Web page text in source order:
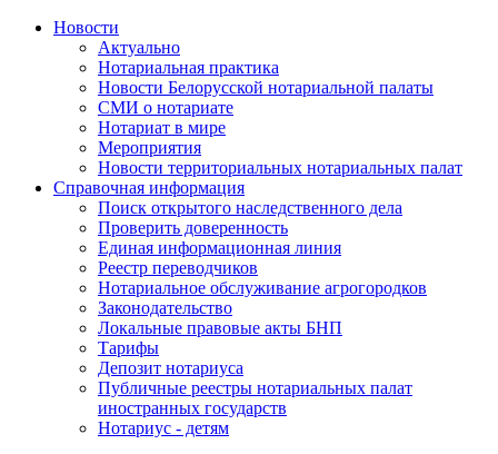
Новости
Актуально
Нотариальная практика
Новости Белорусской нотариальной палаты
СМИ о нотариате
Нотариат в мире
Мероприятия
Новости территориальных нотариальных палат
Справочная информация
Поиск открытого наследственного дела
Проверить доверенность
Единая информационная линия
Реестр переводчиков
Нотариальное обслуживание агрогородков
Законодательство
Локальные правовые акты БНП
Тарифы
Депозит нотариуса
Публичные реестры нотариальных палат
иностранных государств
Нотариус - детям